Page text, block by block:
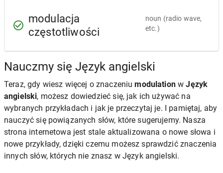
modulacja
częstotliwości
noun (radio wave,
etc.)
Nauczmy się Język angielski
Teraz, gdy wiesz więcej o znaczeniumodulationwJęzyk
angielski, możesz dowiedzieć się, jak ich używać na
wybranych przykładach i jak je przeczytaj je. I pamiętaj, aby
nauczyć się powiązanych słów, które sugerujemy. Nasza
strona internetowa jest stale aktualizowana o nowe słowa i
nowe przykłady, dzięki czemu możesz sprawdzić znaczenia
innych słów, których nie znasz w Język angielski.